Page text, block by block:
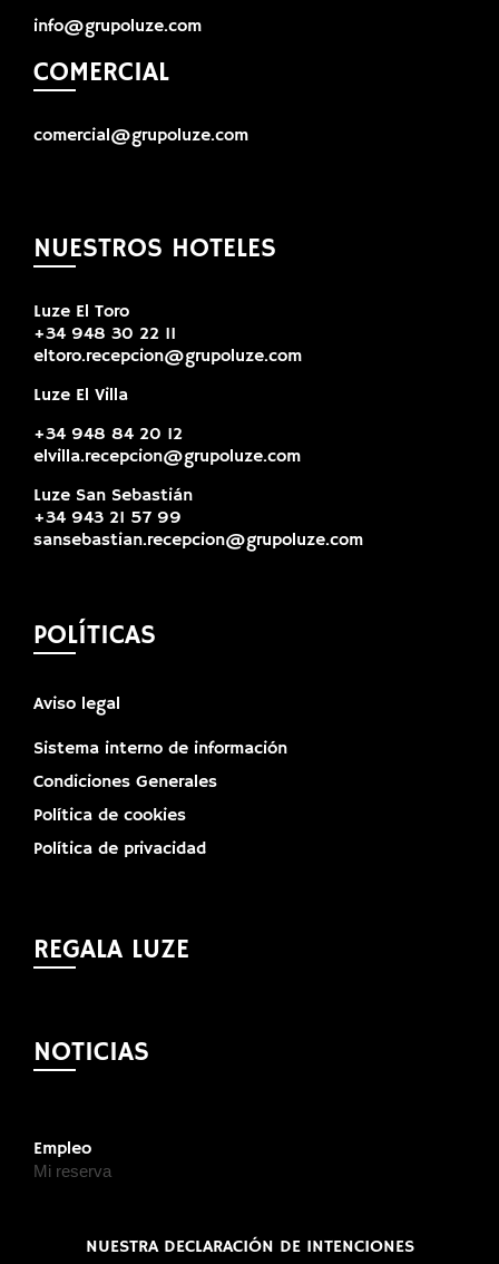
info@grupoluze.com
COMERCIAL
comercial@grupoluze.com
NUESTROS HOTELES
Luze El Toro
+34 948 30 22 11
eltoro.recepcion@grupoluze.com
Luze El Villa
+34 948 84 20 12
elvilla.recepcion@grupoluze.com
Luze San Sebastián
+34 943 21 57 99
sansebastian.recepcion@grupoluze.com
POLÍTICAS
Aviso legal
Sistema interno de información
Condiciones Generales
Política de cookies
Política de privacidad
REGALA LUZE
NOTICIAS
Empleo
Mi reserva
NUESTRA DECLARACIÓN DE INTENCIONES